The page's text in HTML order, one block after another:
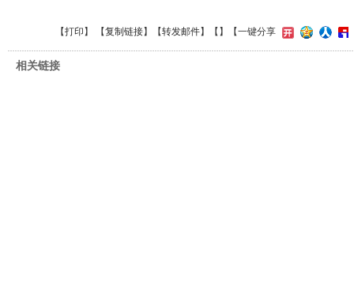
【打印 】 【复制链接】【转发邮件】【 】 【一键分享
相关链接